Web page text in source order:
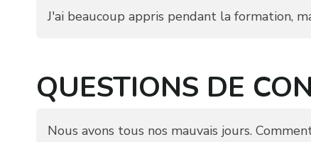
J'ai beaucoup appris pendant la formation,
QUESTIONS DE
Nous avons tous nos mauvais jours.